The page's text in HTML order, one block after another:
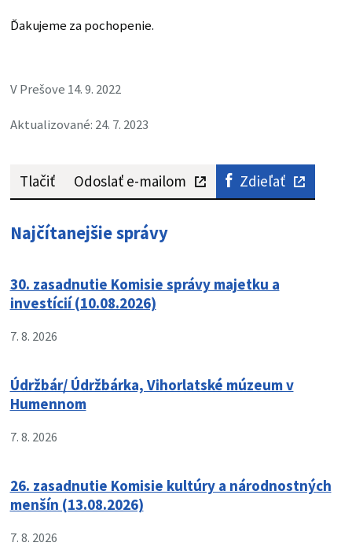
Ďakujeme za pochopenie.
V Prešove 14. 9. 2022
Aktualizované: 24. 7. 2023
Tlačiť Odoslať e-mailom Zdieľať
Najčítanejšie správy
30. zasadnutie Komisie správy majetku a
investícií (10.08.2026)
7. 8. 2026
Údržbár/ Údržbárka, Vihorlatské múzeum v
Humennom
7. 8. 2026
26. zasadnutie Komisie kultúry a národnostných
menšín (13.08.2026)
7. 8. 2026